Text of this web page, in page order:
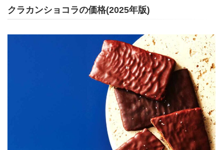
クラカンショコラの価格(2025年版)